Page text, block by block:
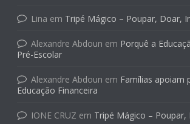
Lina em Tripé Mágico – Poupar, Doar,
Alexandre Abdoun em Porquê a
Pré-Escolar
Alexandre Abdoun em Famílias apoiam
Educação Financeira
IONE CRUZ em Tripé Mágico –